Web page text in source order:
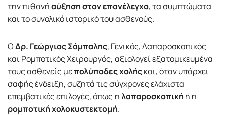
την πιθανήαύξηση στον επανέλεγχο, τα συμπτώματα
και το συνολικό ιστορικό του ασθενούς.
ΟΔρ. Γεώργιος Σάμπαλης, Γενικός, Λαπαροσκοπικός
και Ρομποτικός Χειρουργός, αξιολογεί εξατομικευμένα
τους ασθενείς μεπολύποδες χολήςκαι, όταν υπάρχει
σαφής ένδειξη, συζητά τις σύγχρονες ελάχιστα
επεμβατικές επιλογές, όπως ηλαπαροσκοπική ή η
ρομποτική χολοκυστεκτομή.